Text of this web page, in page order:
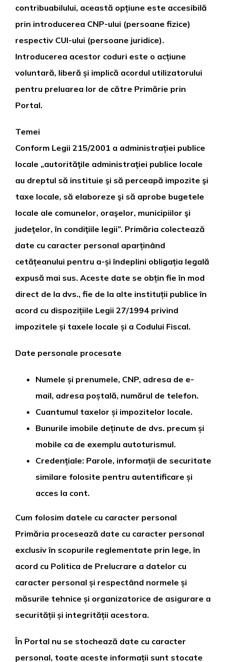
contribuabilului, această opțiune este accesibilă
prin introducerea CNP-ului (persoane fizice)
respectiv CUI-ului (persoane juridice).
Introducerea acestor coduri este o acțiune
voluntară, liberă și implică acordul utilizatorului
pentru preluarea lor de către Primărie prin
Portal.
Temei
Conform Legii 215/2001 a administrației publice
locale „autorităţile administraţiei publice locale
au dreptul să instituie şi să perceapă impozite şi
taxe locale, să elaboreze şi să aprobe bugetele
locale ale comunelor, oraşelor, municipiilor şi
judeţelor, în condiţiile legii”. Primăria colectează
date cu caracter personal aparținând
cetățeanului pentru a-și îndeplini obligația legală
expusă mai sus. Aceste date se obțin fie în mod
direct de la dvs., fie de la alte instituții publice în
acord cu dispozițiile Legii 27/1994 privind
impozitele și taxele locale și a Codului Fiscal.
Date personale procesate
Numele și prenumele, CNP, adresa de e-
mail, adresa poștală, numărul de telefon.
Cuantumul taxelor și impozitelor locale.
Bunurile imobile deținute de dvs. precum și
mobile ca de exemplu autoturismul.
Credențiale: Parole, informații de securitate
similare folosite pentru autentificare și
acces la cont.
Cum folosim datele cu caracter personal
Primăria procesează date cu caracter personal
exclusiv în scopurile reglementate prin lege, în
acord cu Politica de Prelucrare a datelor cu
caracter personal și respectând normele și
măsurile tehnice și organizatorice de asigurare a
securității și integrității acestora.
În Portal nu se stochează date cu caracter
personal, toate aceste informații sunt stocate